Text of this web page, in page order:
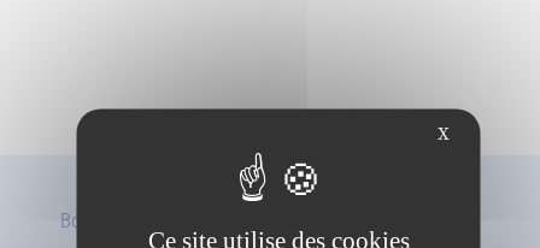
Boutique
X
Ce site utilise des cookies